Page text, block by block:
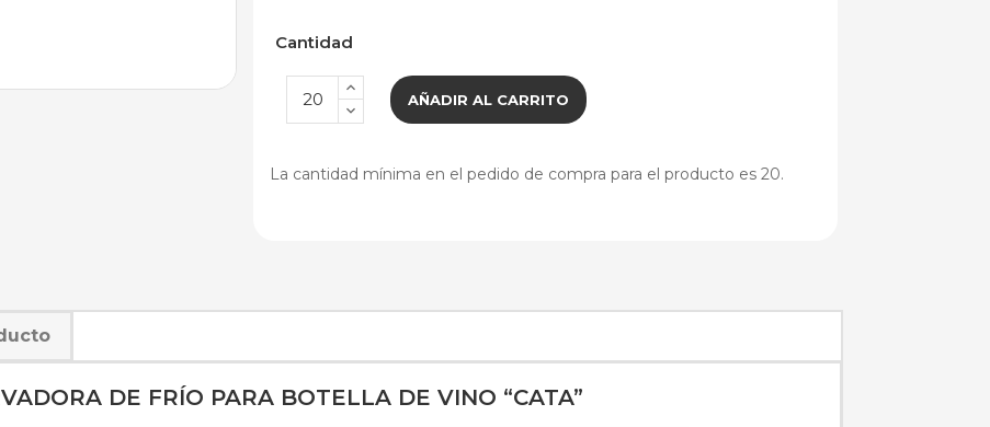
Cantidad
AÑADIR AL CARRITO
La cantidad mínima en el pedido de compra para el producto es 20.
DE FRÍO PARA BOTELLA DE VINO “CATA”